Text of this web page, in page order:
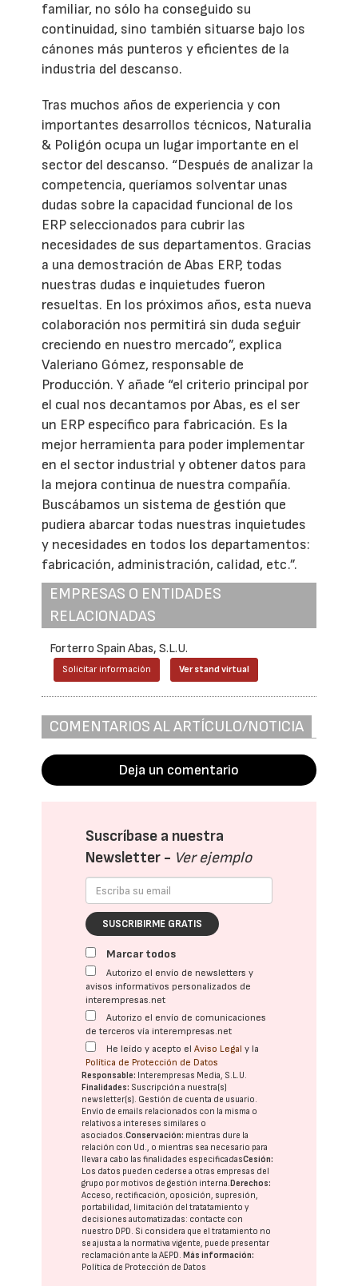
familiar, no sólo ha conseguido su
continuidad, sino también situarse bajo los
cánones más punteros y eficientes de la
industria del descanso.
Tras muchos años de experiencia y con
importantes desarrollos técnicos, Naturalia
& Poligón ocupa un lugar importante en el
sector del descanso. “Después de analizar la
competencia, queríamos solventar unas
dudas sobre la capacidad funcional de los
ERP seleccionados para cubrir las
necesidades de sus departamentos. Gracias
a una demostración de Abas ERP, todas
nuestras dudas e inquietudes fueron
resueltas. En los próximos años, esta nueva
colaboración nos permitirá sin duda seguir
creciendo en nuestro mercado”, explica
Valeriano Gómez, responsable de
Producción. Y añade “el criterio principal por
el cual nos decantamos por Abas, es el ser
un ERP específico para fabricación. Es la
mejor herramienta para poder implementar
en el sector industrial y obtener datos para
la mejora continua de nuestra compañía.
Buscábamos un sistema de gestión que
pudiera abarcar todas nuestras inquietudes
y necesidades en todos los departamentos:
fabricación, administración, calidad, etc.”.
EMPRESAS O ENTIDADES
RELACIONADAS
Forterro Spain Abas, S.L.U.
Solicitar información Ver stand virtual
COMENTARIOS AL ARTÍCULO/NOTICIA
Deja un comentario
Suscríbase a nuestra
Newsletter - Ver ejemplo
SUSCRIBIRME GRATIS
Marcar todos
Autorizo el envío de newsletters y
avisos informativos personalizados de
interempresas.net
Autorizo el envío de comunicaciones
de terceros vía interempresas.net
He leído y acepto elAviso Legal y la
Política de Protección de Datos
Responsable: Interempresas Media, S.L.U.
Finalidades: Suscripción a nuestra(s)
newsletter(s). Gestión de cuenta de usuario.
Envío de emails relacionados con la misma o
relativos a intereses similares o
asociados.Conservación: mientras dure la
relación con Ud., o mientras sea necesario para
llevar a cabo las finalidades especificadasCesión:
Los datos pueden cederse a otras empresas del
grupo por motivos de gestión interna. Derechos:
Acceso, rectificación, oposición, supresión,
portabilidad, limitación del tratatamiento y
decisiones automatizadas: contacte con
nuestro DPD. Si considera que el tratamiento no
se ajusta a la normativa vigente, puede presentar
reclamación ante laAEPD. Más información:
Política de Protección de Datos